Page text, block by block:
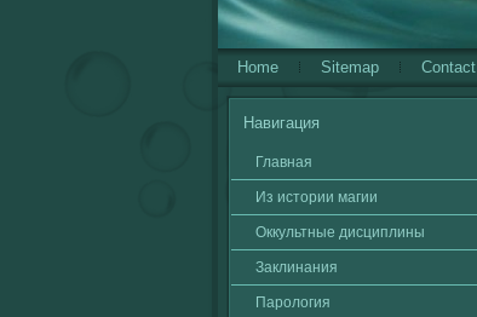
Home Sitemap Contact
Навигация
Главная
Из истории магии
Оккультные дисциплины
Заклинания
Паролοгия